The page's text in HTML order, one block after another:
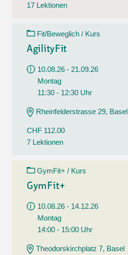
17 Lektionen
Fit/Beweglich / Kurs
AgilityFit
10.08.26 - 21.09.26
Montag
11:30 - 12:30 Uhr
Rheinfelderstrasse 29, Basel
CHF 112.00
7 Lektionen
GymFit+ / Kurs
GymFit+
10.08.26 - 14.12.26
Montag
14:00 - 15:00 Uhr
Theodorskirchplatz 7, Basel